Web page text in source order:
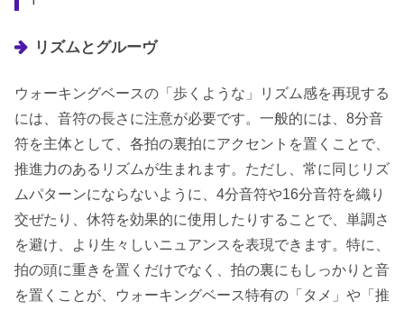
リズムとグルーヴ
ウォーキングベースの「歩くような」リズム感を再現する
には、音符の長さに注意が必要です。一般的には、8分音
符を主体として、各拍の裏拍にアクセントを置くことで、
推進力のあるリズムが生まれます。ただし、常に同じリズ
ムパターンにならないように、4分音符や16分音符を織り
交ぜたり、休符を効果的に使用したりすることで、単調さ
を避け、より生々しいニュアンスを表現できます。特に、
拍の頭に重きを置くだけでなく、拍の裏にもしっかりと音
を置くことが、ウォーキングベース特有の「タメ」や「推